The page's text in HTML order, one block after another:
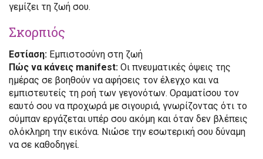
γεμίζει τη ζωή σου.
Σκορπιός
Εστίαση: Εμπιστοσύνη στη ζωή
Πώς να κάνεις manifest: Οι πνευματικές όψεις της
ημέρας σε βοηθούν να αφήσεις τον έλεγχο και να
εμπιστευτείς τη ροή των γεγονότων. Οραματίσου τον
εαυτό σου να προχωρά με σιγουριά, γνωρίζοντας ότι το
σύμπαν εργάζεται υπέρ σου ακόμη και όταν δεν βλέπεις
ολόκληρη την εικόνα. Νιώσε την εσωτερική σου δύναμη
να σε καθοδηγεί.